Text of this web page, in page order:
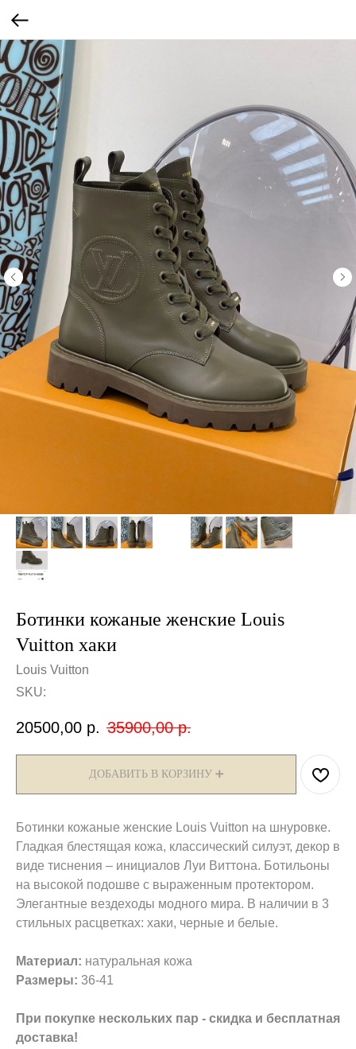
Ботинки кожаные женские Louis
Vuitton хаки
Louis Vuitton
SKU:
20500,00 р. 35900,00 р.
ДОБАВИТЬ В КОРЗИНУ ➕
Ботинки кожаные женские Louis Vuitton на шнуровке.
Гладкая блестящая кожа, классический силуэт, декор в
виде тиснения – инициалов Луи Виттона. Ботильоны
на высокой подошве с выраженным протектором.
Элегантные вездеходы модного мира. В наличии в 3
стильных расцветках: хаки, черные и белые.
Материал: натуральная кожа
Размеры: 36-41
При покупке нескольких пар - скидка и бесплатная
доставка!